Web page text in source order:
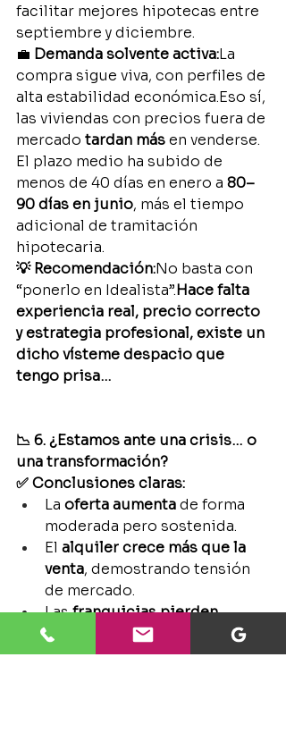
facilitar mejores hipotecas entre
septiembre y diciembre.
💼 Demanda solvente activa:La
compra sigue viva, con perfiles de
alta estabilidad económica.Eso sí,
las viviendas con precios fuera de
mercado tardan más en venderse.
El plazo medio ha subido de
menos de 40 días en enero a 80–
90 días en junio, más el tiempo
adicional de tramitación
hipotecaria.
💡 Recomendación:No basta con
“ponerlo en Idealista”.Hace falta
experiencia real, precio correcto
y estrategia profesional, existe un
dicho vísteme despacio que
tengo prisa…
📉 6. ¿Estamos ante una crisis… o
una transformación?
✅ Conclusiones claras:
La oferta aumenta de forma
moderada pero sostenida.
El alquiler crece más que la
venta, demostrando tensión
de mercado.
Las franquicias pierden
cuota
independientes
ganan fuerza.